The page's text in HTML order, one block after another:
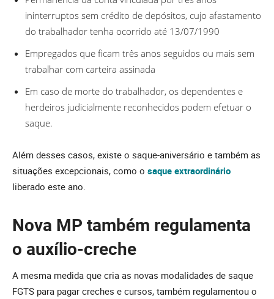
ininterruptos sem crédito de depósitos, cujo afastamento
do trabalhador tenha ocorrido até 13/07/1990
Empregados que ficam três anos seguidos ou mais sem
trabalhar com carteira assinada
Em caso de morte do trabalhador, os dependentes e
herdeiros judicialmente reconhecidos podem efetuar o
saque.
Além desses casos, existe o saque-aniversário e também as
situações excepcionais, como o saque extraordinário
liberado este ano.
Nova MP também regulamenta
o auxílio-creche
A mesma medida que cria as novas modalidades de saque
FGTS para pagar creches e cursos, também regulamentou o